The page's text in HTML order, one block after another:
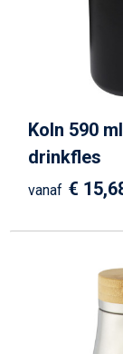
Koln 590
drinkfles
vanaf €